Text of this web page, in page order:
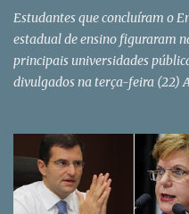
Estudantes que concluíram o
estadual de ensino figuraram
principais universidades
divulgados na terça-feira (22)
celebraram o ingresso em
públicas de ensino superior do
de 17 anos, é um dos jovens
Médio no final do ano